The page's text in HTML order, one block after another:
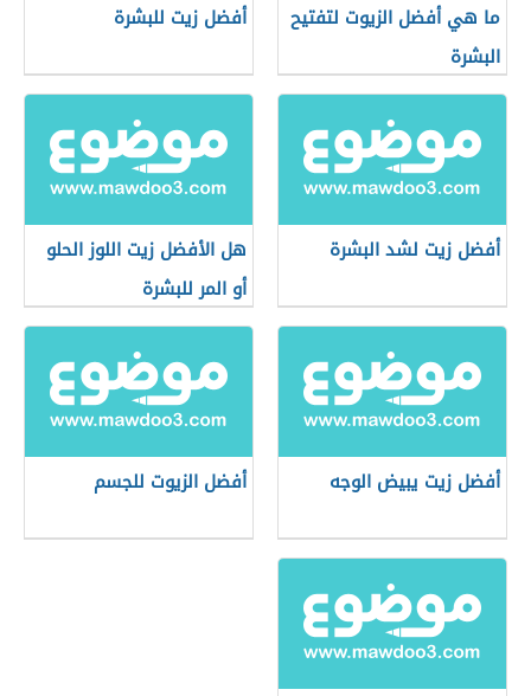
ما هي أفضل الزيوت لتفتيح
البشرة
أفضل زيت للبشرة
أفضل زيت لشد البشرة
هل الأفضل زيت اللوز الحلو
أو المر للبشرة
أفضل زيت يبيض الوجه أفضل الزيوت للجسم